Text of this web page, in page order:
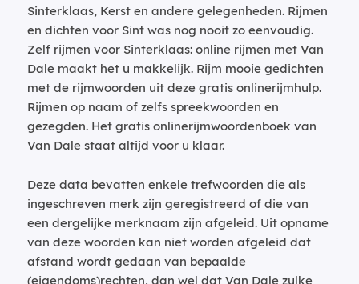
Sinterklaas, Kerst en andere gelegenheden. Rijmen
en dichten voor Sint was nog nooit zo eenvoudig.
Zelf rijmen voor Sinterklaas: online rijmen met Van
Dale maakt het u makkelijk. Rijm mooie gedichten
met de rijmwoorden uit deze gratis onlinerijmhulp.
Rijmen op naam of zelfs spreekwoorden en
gezegden. Het gratis onlinerijmwoordenboek van
Van Dale staat altijd voor u klaar.
Deze data bevatten enkele trefwoorden die als
ingeschreven merk zijn geregistreerd of die van
een dergelijke merknaam zijn afgeleid. Uit opname
van deze woorden kan niet worden afgeleid dat
afstand wordt gedaan van bepaalde
(eigendoms)rechten, dan wel dat Van Dale zulke